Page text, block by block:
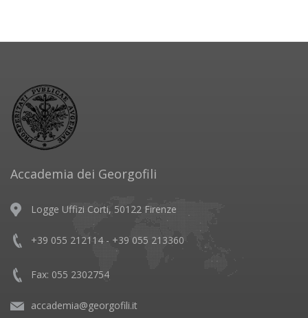
Accademia dei Georgofili
Logge Uffizi Corti, 50122 Firenze
+39 055 212114 - +39 055 213360
Fax: 055 2302754
accademia@georgofili.it